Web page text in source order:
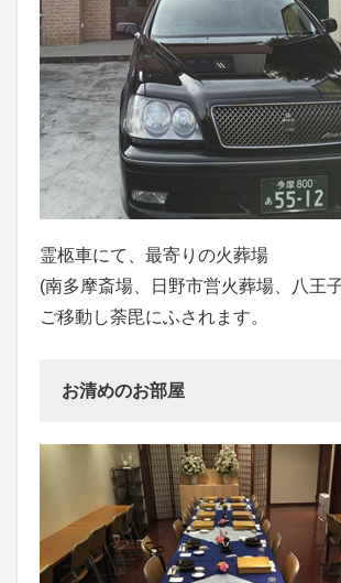
霊柩車にて、最寄りの火葬場
(南多摩斎場、日野市営火葬場、八王
ご移動し荼毘にふされます。
お清めのお部屋